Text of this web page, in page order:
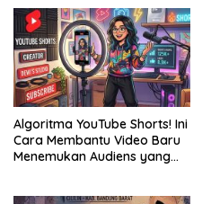
Algoritma YouTube Shorts! Ini
Cara Membantu Video Baru
Menemukan Audiens yang